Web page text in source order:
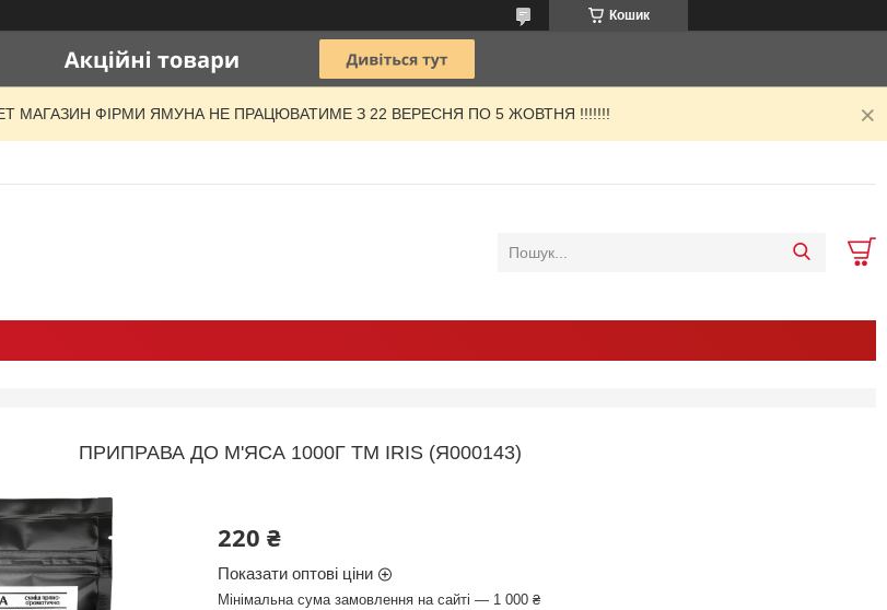
Кошик
МАГАЗИН ФІРМИ ЯМУНА НЕ ПРАЦЮВАТИМЕ З 22 ВЕРЕСНЯ ПО 5 ЖОВТНЯ !!!!!!!
ПРИПРАВА ДО М'ЯСА 1000Г ТМ IRIS (Я000143)
220 ₴
Показати оптові ціни
Мінімальна сума замовлення на сайті — 1 000 ₴